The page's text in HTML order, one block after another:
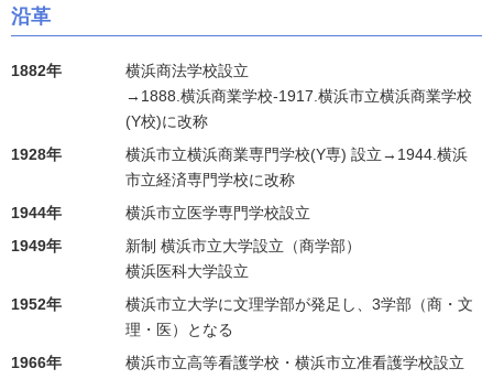
沿革
1882年
横浜商法学校設立
→1888.横浜商業学校-1917.横浜市立横浜商業学校
(Y校)に改称
1928年
横浜市立横浜商業専門学校(Y専) 設立→1944.横浜
市立経済専門学校に改称
1944年
横浜市立医学専門学校設立
1949年
新制 横浜市立大学設立（商学部）
横浜医科大学設立
1952年
横浜市立大学に文理学部が発足し、3学部（商・文
理・医）となる
1966年
横浜市立高等看護学校・横浜市立准看護学校設立